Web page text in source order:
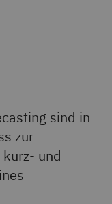
sind in
zur
und